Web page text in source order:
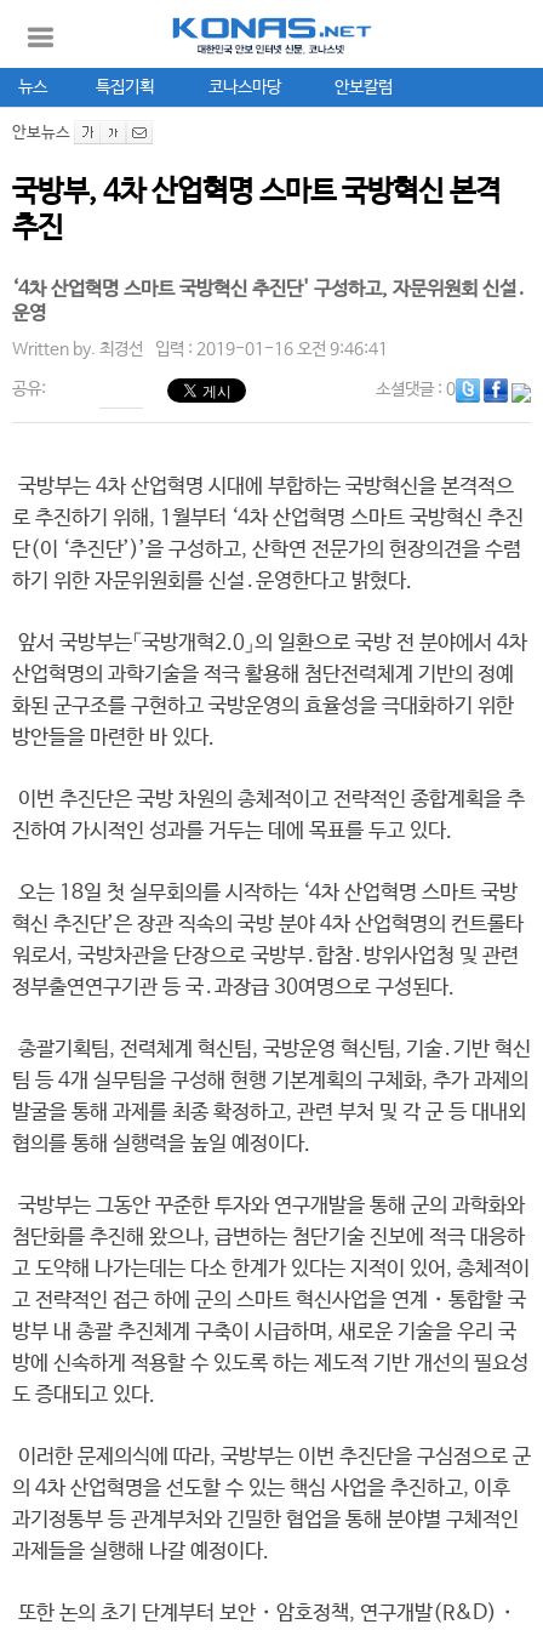
뉴스 특집기획 코나스마당 안보칼럼
안보뉴스
국방부, 4차 산업혁명 스마트 국방혁신 본격
추진
‘4차 산업혁명 스마트 국방혁신 추진단' 구성하고, 자문위원회 신설․
운영
Written by. 최경선 입력 : 2019-01-16 오전 9:46:41
공유: 소셜댓글: 0
국방부는 4차 산업혁명 시대에 부합하는 국방혁신을 본격적으
로 추진하기 위해, 1월부터 ‘4차 산업혁명 스마트 국방혁신 추진
단(이 ‘추진단’)’을 구성하고, 산학연 전문가의 현장의견을 수렴
하기 위한 자문위원회를 신설․운영한다고 밝혔다.
앞서 국방부는「국방개혁2.0」의 일환으로 국방 전 분야에서 4차
산업혁명의 과학기술을 적극 활용해 첨단전력체계 기반의 정예
화된 군구조를 구현하고 국방운영의 효율성을 극대화하기 위한
방안들을 마련한 바 있다.
이번 추진단은 국방 차원의 총체적이고 전략적인 종합계획을 추
진하여 가시적인 성과를 거두는 데에 목표를 두고 있다.
오는 18일 첫 실무회의를 시작하는 ‘4차 산업혁명 스마트 국방
혁신 추진단’은 장관 직속의 국방 분야 4차 산업혁명의 컨트롤타
워로서, 국방차관을 단장으로 국방부․합참․방위사업청 및 관련
정부출연연구기관 등 국․과장급 30여명으로 구성된다.
총괄기획팀, 전력체계 혁신팀, 국방운영 혁신팀, 기술․기반 혁신
팀 등 4개 실무팀을 구성해 현행 기본계획의 구체화, 추가 과제의
발굴을 통해 과제를 최종 확정하고, 관련 부처 및 각 군 등 대내외
협의를 통해 실행력을 높일 예정이다.
국방부는 그동안 꾸준한 투자와 연구개발을 통해 군의 과학화와
첨단화를 추진해 왔으나, 급변하는 첨단기술 진보에 적극 대응하
고 도약해 나가는데는 다소 한계가 있다는 지적이 있어, 총체적이
고 전략적인 접근 하에 군의 스마트 혁신사업을 연계・통합할 국
방부 내 총괄 추진체계 구축이 시급하며, 새로운 기술을 우리 국
방에 신속하게 적용할 수 있도록 하는 제도적 기반 개선의 필요성
도 증대되고 있다.
이러한 문제의식에 따라, 국방부는 이번 추진단을 구심점으로 군
의 4차 산업혁명을 선도할 수 있는 핵심 사업을 추진하고, 이후
과기정통부 등 관계부처와 긴밀한 협업을 통해 분야별 구체적인
과제들을 실행해 나갈 예정이다.
또한 논의 초기 단계부터 보안・암호정책, 연구개발(R&D)・